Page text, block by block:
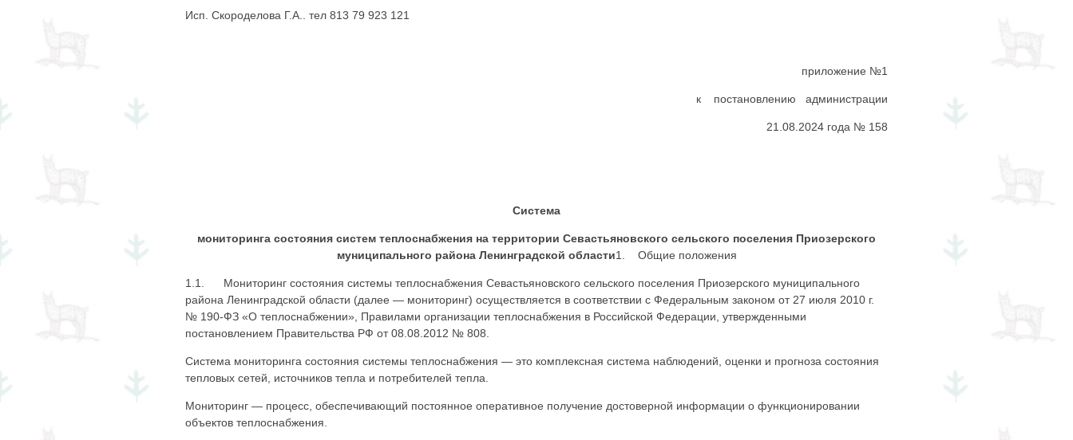
Исп. Скороделова Г.А.. тел 813 79 923 121
приложение №1
к постановлению администрации
21.08.2024 года № 158
Система
мониторинга состояния систем теплоснабжения на территории Севастьяновского сельского поселения Приозерского
муниципального района Ленинградской области1. Общие положения
1.1. Мониторинг состояния системы теплоснабжения Севастьяновского сельского поселения Приозерского муниципального
района Ленинградской области (далее — мониторинг) осуществляется в соответствии с Федеральным законом от 27 июля 2010 г.
№ 190-ФЗ «О теплоснабжении», Правилами организации теплоснабжения в Российской Федерации, утвержденными
постановлением Правительства РФ от 08.08.2012 № 808.
Система мониторинга состояния системы теплоснабжения — это комплексная система наблюдений, оценки и прогноза состояния
тепловых сетей, источников тепла и потребителей тепла.
Мониторинг — процесс, обеспечивающий постоянное оперативное получение достоверной информации о функционировании
объектов теплоснабжения.